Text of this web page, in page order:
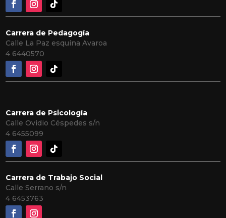
Carrera de Pedagogía
Calle La Paz esquina Avaroa
4 6440570
Carrera de Psicología
Calle Ovidio Céspedes s/n
4 6455099
Carrera de Trabajo Social
Calle Serrano s/n
4 6453763